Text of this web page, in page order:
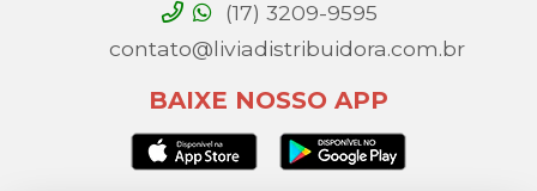
(17) 3209-9595
contato@liviadistribuidora.com.br
BAIXE NOSSO APP